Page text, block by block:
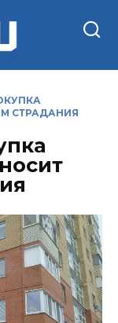
СТРАДАНИЯ